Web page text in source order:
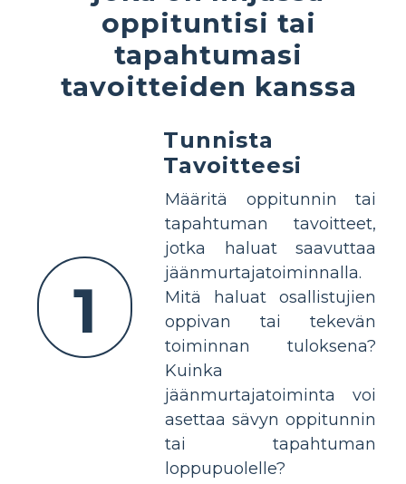
oppituntisi tai
tapahtumasi
tavoitteiden kanssa
1
Tunnista
Tavoitteesi
Määritä oppitunnin tai
tapahtuman tavoitteet,
jotka haluat saavuttaa
jäänmurtajatoiminnalla.
Mitä haluat osallistujien
oppivan tai tekevän
toiminnan tuloksena?
Kuinka
jäänmurtajatoiminta voi
asettaa sävyn oppitunnin
tai tapahtuman
loppupuolelle?